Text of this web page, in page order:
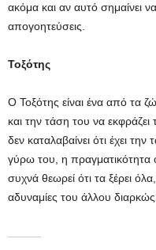
ακόμα και αν αυτό σημαίνει
απογοητεύσεις.
Τοξότης
Ο Τοξότης είναι ένα από τα
και την τάση του να
δεν καταλαβαίνει ότι έχει
γύρω του, η πραγματικότητα
συχνά θεωρεί ότι τα ξέρει
αδυναμίες του άλλου